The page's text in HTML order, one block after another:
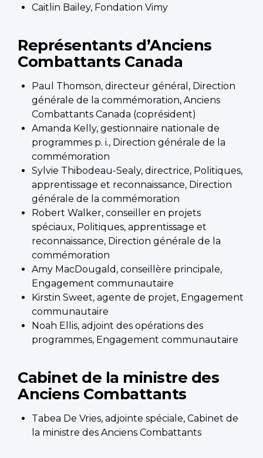
Caitlin Bailey, Fondation Vimy
Représentants d’Anciens
Combattants Canada
Paul Thomson, directeur général, Direction
générale de la commémoration, Anciens
Combattants Canada (coprésident)
Amanda Kelly, gestionnaire nationale de
programmes p. i., Direction générale de la
commémoration
Sylvie Thibodeau-Sealy, directrice, Politiques,
apprentissage et reconnaissance, Direction
générale de la commémoration
Robert Walker, conseiller en projets
spéciaux, Politiques, apprentissage et
reconnaissance, Direction générale de la
commémoration
Amy MacDougald, conseillère principale,
Engagement communautaire
Kirstin Sweet, agente de projet, Engagement
communautaire
Noah Ellis, adjoint des opérations des
programmes, Engagement communautaire
Cabinet de la ministre des
Anciens Combattants
Tabea De Vries, adjointe spéciale, Cabinet de
la ministre des Anciens Combattants